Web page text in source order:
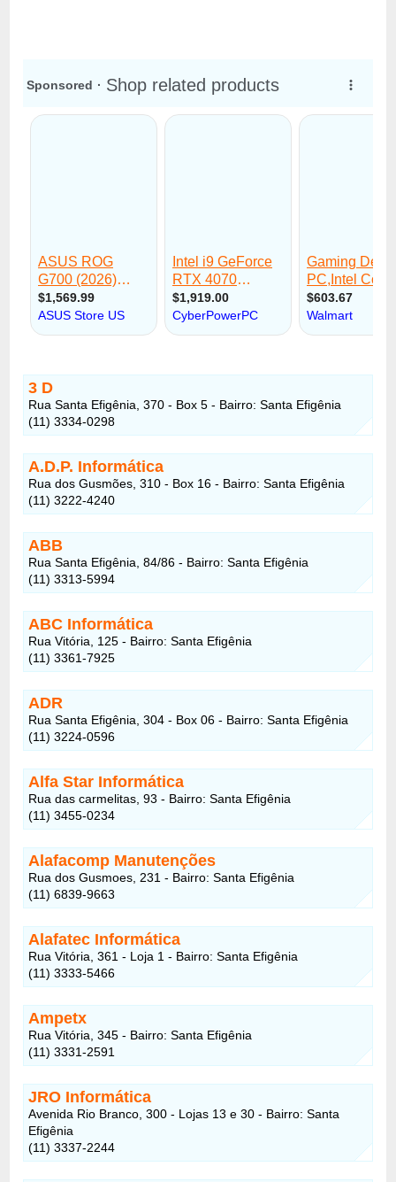
3 D
Rua Santa Efigênia, 370 - Box 5 - Bairro: Santa Efigênia
(11) 3334-0298
A.D.P. Informática
Rua dos Gusmões, 310 - Box 16 - Bairro: Santa Efigênia
(11) 3222-4240
ABB
Rua Santa Efigênia, 84/86 - Bairro: Santa Efigênia
(11) 3313-5994
ABC Informática
Rua Vitória, 125 - Bairro: Santa Efigênia
(11) 3361-7925
ADR
Rua Santa Efigênia, 304 - Box 06 - Bairro: Santa Efigênia
(11) 3224-0596
Alfa Star Informática
Rua das carmelitas, 93 - Bairro: Santa Efigênia
(11) 3455-0234
Alafacomp Manutenções
Rua dos Gusmoes, 231 - Bairro: Santa Efigênia
(11) 6839-9663
Alafatec Informática
Rua Vitória, 361 - Loja 1 - Bairro: Santa Efigênia
(11) 3333-5466
Ampetx
Rua Vitória, 345 - Bairro: Santa Efigênia
(11) 3331-2591
JRO Informática
Avenida Rio Branco, 300 - Lojas 13 e 30 - Bairro: Santa
Efigênia
(11) 3337-2244